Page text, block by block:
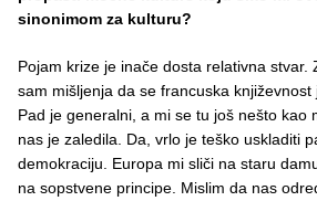
sinonimom za kulturu?
Pojam krize je inače dosta relativna stvar.
sam mišljenja da se francuska književnost
Pad je generalni, a mi se tu još nešto kao
nas je zaledila. Da, vrlo je teško uskladiti
demokraciju. Europa mi sliči na staru
na sopstvene principe. Mislim da nas